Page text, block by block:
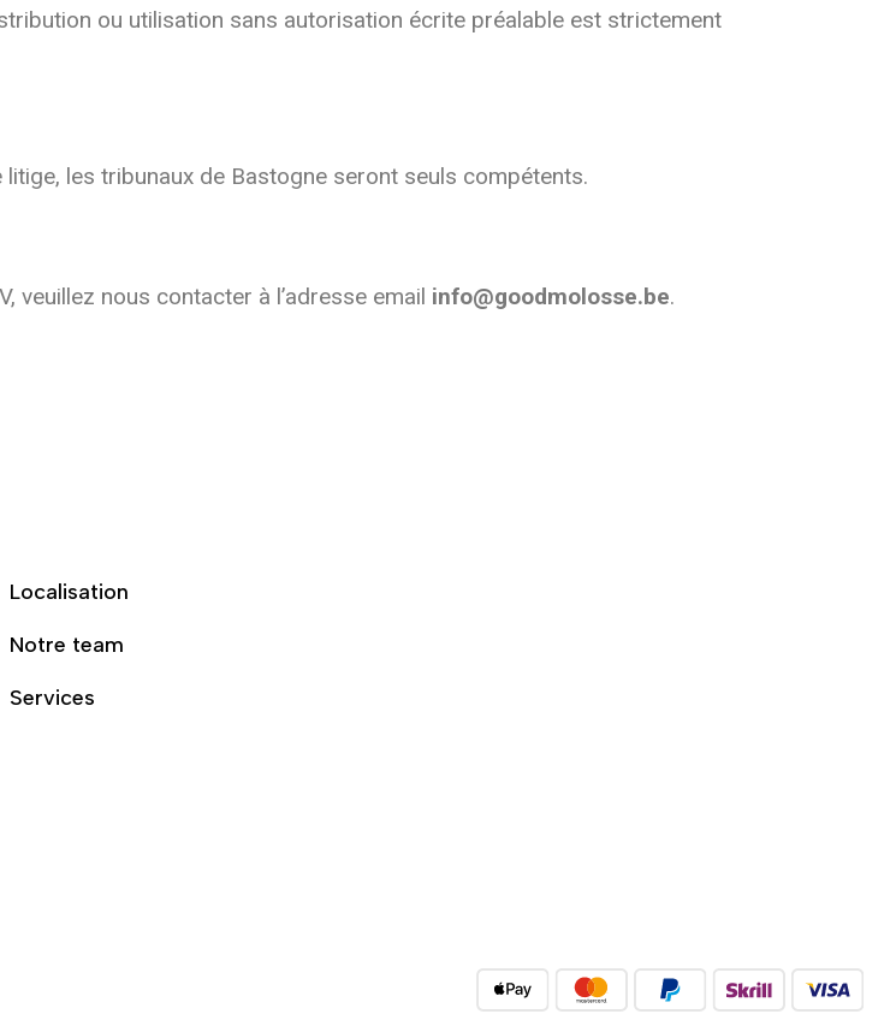
ou utilisation sans autorisation écrite préalable est strictement
les tribunaux de Bastogne seront seuls compétents.
veuillez nous contacter à l’adresse email info@goodmolosse.be.
Localisation
Notre team
Services